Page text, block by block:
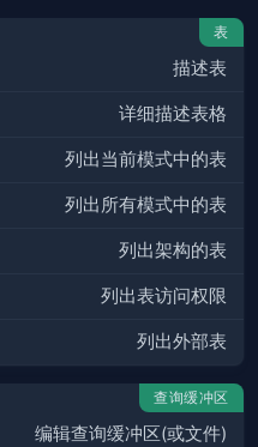
表
描述表
详细描述表格
列出当前模式中的表
列出所有模式中的表
列出架构的表
列出表访问权限
列出外部表
查询缓冲区
编辑查询缓冲区(或文件)